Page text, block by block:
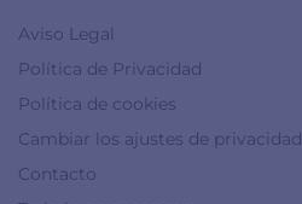
Aviso Legal
Política de Privacidad
Política de cookies
Cambiar los ajustes de privacidad
Contacto